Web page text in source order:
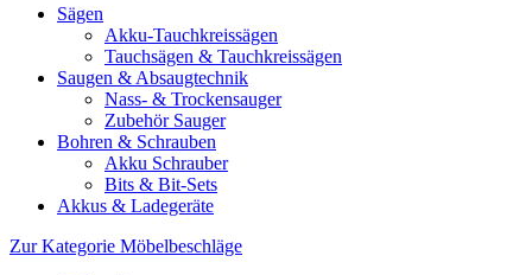
Sägen
Akku-Tauchkreissägen
Tauchsägen & Tauchkreissägen
Saugen & Absaugtechnik
Nass- & Trockensauger
Zubehör Sauger
Bohren & Schrauben
Akku Schrauber
Bits & Bit-Sets
Akkus & Ladegeräte
Zur Kategorie Möbelbeschläge